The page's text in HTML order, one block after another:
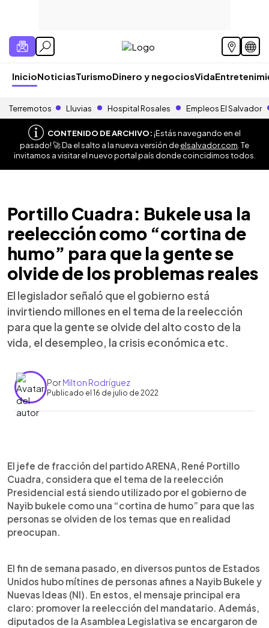
InicioNoticiasTurismoDinero y negociosVida
Terremotos Lluvias Hospital Rosales Empleos El Salvador
CONTENIDO DE ARCHIVO:¡Estás navegando en el
pasado! 🚀 Da el salto a la nueva versión deelsalvador.com . Te
invitamos a visitar el nuevo portal país donde coincidimos todos.
Portillo Cuadra: Bukele usa la
reelección como “cortina de
humo” para que la gente se
olvide de los problemas reales
El legislador señaló que el gobierno está
invirtiendo millones en el tema de la reelección
para que la gente se olvide del alto costo de la
vida, el desempleo, la crisis económica etc.
PorMilton Rodríguez
Publicado el 16 de julio de 2022
► Escuchar artículo
El jefe de fracción del partido ARENA, René Portillo
Cuadra, considera que el tema de la reelección
Presidencial está siendo utilizado por el gobierno de
Nayib bukele como una “cortina de humo” para que las
personas se olviden de los temas que en realidad
preocupan.
El fin de semana pasado, en diversos puntos de Estados
Unidos hubo mítines de personas afines a Nayib Bukele y
Nuevas Ideas (NI). En estos, el mensaje principal era
claro: promover la reelección del mandatario. Además,
diputados de la Asamblea Legislativa se encargaron de